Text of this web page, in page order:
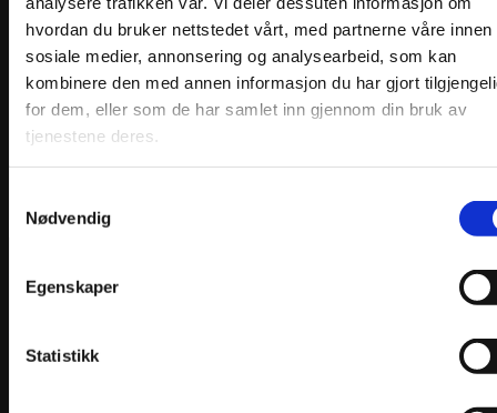
hvordan du bruker nettstedet vårt, med partnerne våre innen
sosiale medier, annonsering og analysearbeid, som kan
kombinere den med annen informasjon du har gjort
for dem, eller som de har samlet inn gjennom din bruk av
tjenestene deres.
Nødvendig
Egenskaper
Statistikk